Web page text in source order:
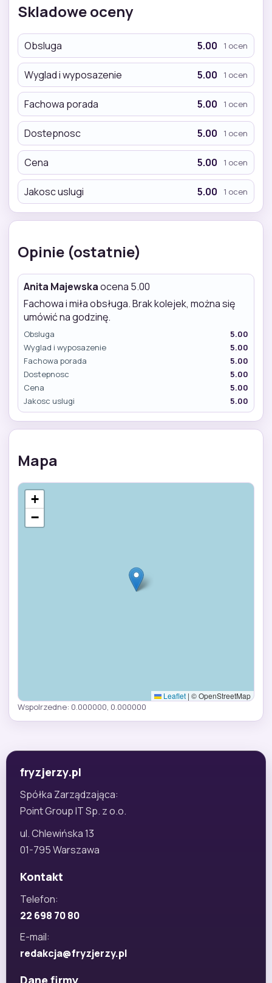
Skladowe oceny
Obsluga 5.00 1 ocen
Wyglad i wyposazenie 5.00 1 ocen
Fachowa porada 5.00 1 ocen
Dostepnosc 5.00 1 ocen
Cena 5.00 1 ocen
Jakosc uslugi 5.00 1 ocen
Opinie (ostatnie)
Anita Majewskaocena 5.00
Fachowa i miła obsługa. Brak kolejek, można się
umówić na godzinę.
Obsluga
5.00
Wyglad i wyposazenie
5.00
Fachowa porada
5.00
Dostepnosc
5.00
Cena
5.00
Jakosc uslugi
5.00
Mapa
+
−
Leaflet | © OpenStreetMap
Wspolrzedne: 0.000000, 0.000000
fryzjerzy.pl
Spółka Zarządzająca:
Point Group IT Sp. z o.o.
ul. Chlewińska 13
01-795 Warszawa
Kontakt
Telefon:
22 698 70 80
E-mail:
redakcja@fryzjerzy.pl
Dane firmy